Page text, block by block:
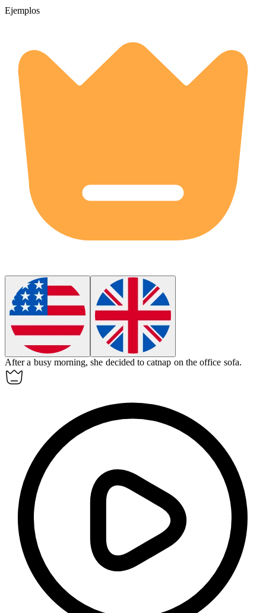
Ejemplos
After a busy morning, she decided tocatnap on the office sofa.